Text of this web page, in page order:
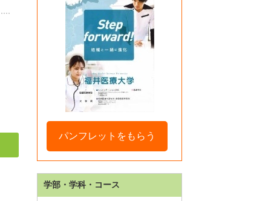
パンフレットをもらう
学部・学科・コース